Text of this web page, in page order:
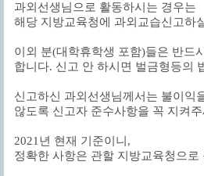
과외선생님으로 활동하시는 경우는
해당 지방교육청에 과외교습신고하
이외 분(대학휴학생 포함)들은 반드
합니다. 신고 안 하시면 벌금형등의
신고하신 과외선생님께서는 불이익
않도록 신고자 준수사항을 꼭 지켜
2021년 현재 기준이니,
정확한 사항은 관할 지방교육청으로